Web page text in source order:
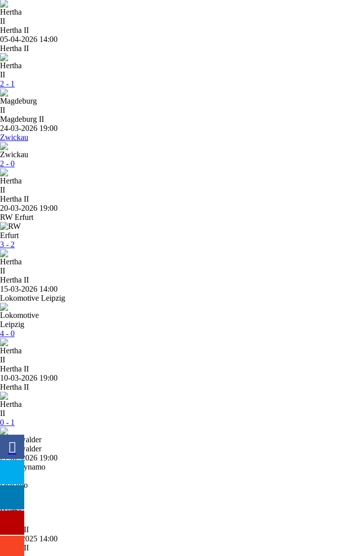
Hertha II
05-04-2026 14:00
Hertha II
2 - 1
Magdeburg II
24-03-2026 19:00
Zwickau
2 - 0
Hertha II
20-03-2026 19:00
RW Erfurt
3 - 2
Hertha II
15-03-2026 14:00
Lokomotive Leipzig
4 - 0
Hertha II
10-03-2026 19:00
Hertha II
0 - 1
Greifswalder
27-02-2026 19:00
BFC Dynamo
Hertha II
14-12-2025 14:00
Hertha II